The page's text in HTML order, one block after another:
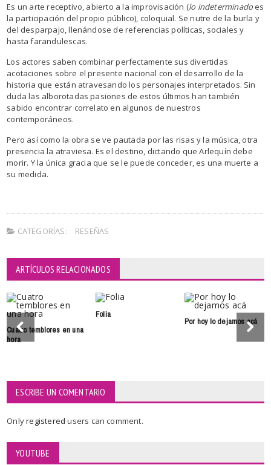
Es un arte receptivo, abierto a la improvisación (lo indeterminado es
la participación del propio público), coloquial. Se nutre de la burla y
del desparpajo, llenándose de referencias políticas, sociales y
hasta farandulescas.
Los actores saben combinar perfectamente sus divertidas
acotaciones sobre el presente nacional con el desarrollo de la
historia que están atravesando los personajes interpretados. Sin
duda las alborotadas pasiones de estos últimos han también
sabido encontrar correlato en algunos de nuestros
contemporáneos.
Pero así como la obra se ve pautada por las risas y la música, otra
presencia la atraviesa. Es el destino, dictando que Arlequín debe
morir. Y la única gracia que se le puede conceder, es una muerte a
su medida.
CATEGORÍAS: RESEÑAS
ARTÍCULOS RELACIONADOS
Cuatro temblores en una
hora
Folia
Por hoy lo dejamos acá
ESCRIBE UN COMENTARIO
Onlyregisteredusers can comment.
YOUTUBE